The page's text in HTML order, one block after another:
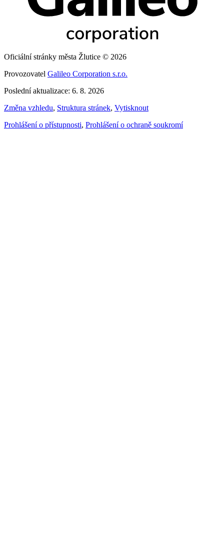
Oficiální stránky města Žlutice © 2026
Provozovatel Galileo Corporation s.r.o.
Poslední aktualizace: 6. 8. 2026
Změna vzhledu, Struktura stránek, Vytisknout
Prohlášení o přístupnosti, Prohlášení o ochraně soukromí